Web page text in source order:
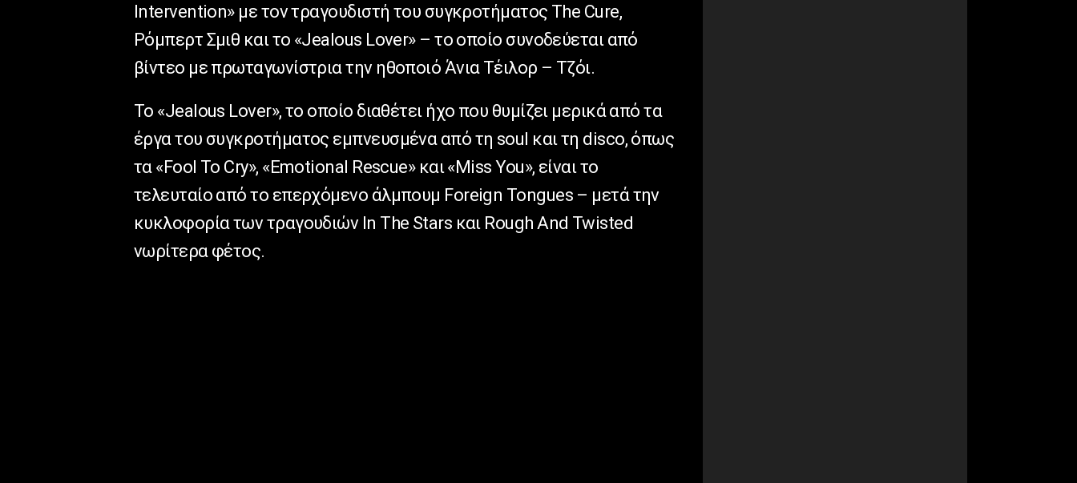
Intervention» με τον τραγουδιστή του συγκροτήματος The Cure,
Ρόμπερτ Σμιθ και το «Jealous Lover» – το οποίο συνοδεύεται από
βίντεο με πρωταγωνίστρια την ηθοποιό Άνια Τέιλορ – Τζόι.
Το «Jealous Lover», το οποίο διαθέτει ήχο που θυμίζει μερικά από τα
έργα του συγκροτήματος εμπνευσμένα από τη soul και τη disco, όπως
τα «Fool To Cry», «Emotional Rescue» και «Miss You», είναι το
τελευταίο από το επερχόμενο άλμπουμ Foreign Tongues – μετά την
κυκλοφορία των τραγουδιών In The Stars και Rough And Twisted
νωρίτερα φέτος.